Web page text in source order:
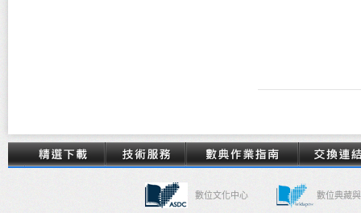
數位文化中心 數位典藏